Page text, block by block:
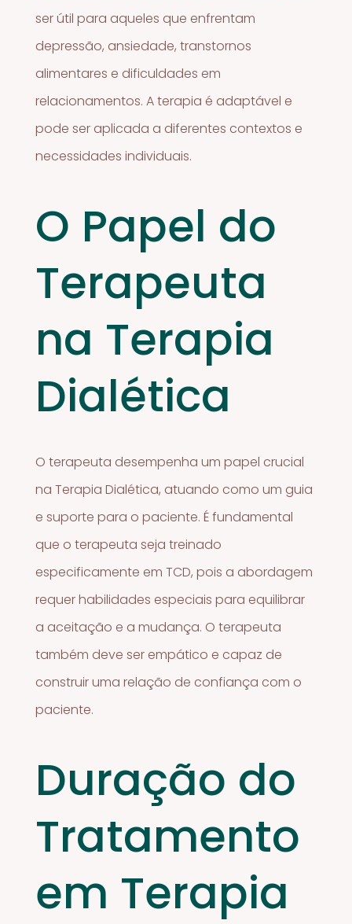
ser útil para aqueles que enfrentam
depressão, ansiedade, transtornos
alimentares e dificuldades em
relacionamentos. A terapia é adaptável e
pode ser aplicada a diferentes contextos e
necessidades individuais.
O Papel do
Terapeuta
na Terapia
Dialética
O terapeuta desempenha um papel crucial
na Terapia Dialética, atuando como um guia
e suporte para o paciente. É fundamental
que o terapeuta seja treinado
especificamente em TCD, pois a abordagem
requer habilidades especiais para equilibrar
a aceitação e a mudança. O terapeuta
também deve ser empático e capaz de
construir uma relação de confiança com o
paciente.
Duração do
Tratamento
em Terapia